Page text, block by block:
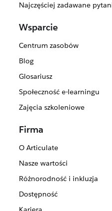
Najczęściej zadawane
Wsparcie
Centrum zasobów
Blog
Glosariusz
Społeczność e-learningu
Zajęcia szkoleniowe
Firma
O Articulate
Nasze wartości
Różnorodność i inkluzja
Dostępność